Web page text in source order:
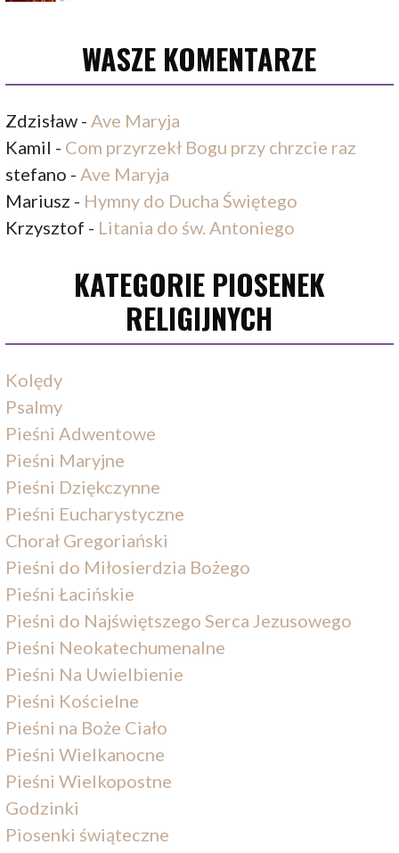
WASZE KOMENTARZE
Zdzisław -Ave Maryja
Kamil - Com przyrzekł Bogu przy chrzcie raz
stefano -Ave Maryja
Mariusz - Hymny do Ducha Świętego
Krzysztof - Litania do św. Antoniego
KATEGORIE PIOSENEK
RELIGIJNYCH
Kolędy
Psalmy
Pieśni Adwentowe
Pieśni Maryjne
Pieśni Dziękczynne
Pieśni Eucharystyczne
Chorał Gregoriański
Pieśni do Miłosierdzia Bożego
Pieśni Łacińskie
Pieśni do Najświętszego Serca Jezusowego
Pieśni Neokatechumenalne
Pieśni Na Uwielbienie
Pieśni Kościelne
Pieśni na Boże Ciało
Pieśni Wielkanocne
Pieśni Wielkopostne
Godzinki
Piosenki świąteczne